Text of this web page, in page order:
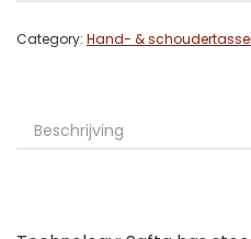
Category: Hand- &
Beschrijving